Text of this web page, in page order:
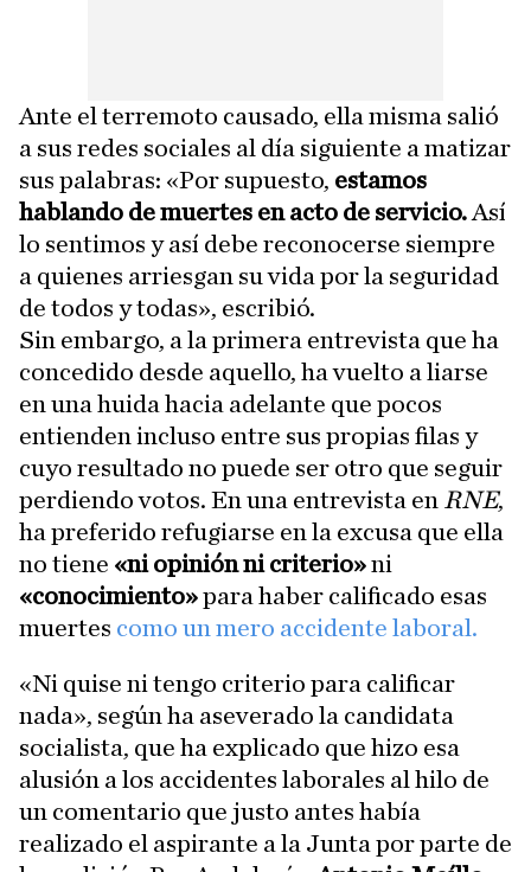
Ante el terremoto causado, ella misma salió
a sus redes sociales al día siguiente a matizar
sus palabras: «Por supuesto, estamos
hablando de muertes en acto de servicio. Así
lo sentimos y así debe reconocerse siempre
a quienes arriesgan su vida por la seguridad
de todos y todas», escribió.
Sin embargo, a la primera entrevista que ha
concedido desde aquello, ha vuelto a liarse
en una huida hacia adelante que pocos
entienden incluso entre sus propias filas y
cuyo resultado no puede ser otro que seguir
perdiendo votos. En una entrevista en RNE,
ha preferido refugiarse en la excusa que ella
no tiene «ni opinión ni criterio»ni
«conocimiento»para haber calificado esas
muertes como un mero accidente laboral.
«Ni quise ni tengo criterio para calificar
nada», según ha aseverado la candidata
socialista, que ha explicado que hizo esa
alusión a los accidentes laborales al hilo de
un comentario que justo antes había
realizado el aspirante a la Junta por parte de